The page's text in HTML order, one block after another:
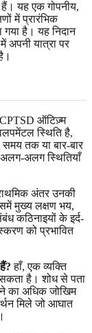
यह एक गोपनीय,
में प्रारंभिक
गया है। यह निदान
अपनी यात्रा पर
ऑटिज़्म
स्थिति है,
तक या बार-बार
अलग-अलग स्थितियाँ
अंतर उनकी
मुख्य लक्षण भय,
कठिनाइयों के इर्द-
को प्रभावित
हाँ, एक व्यक्ति
है। शोध से पता
का अधिक जोखिम
मिले जो आघात